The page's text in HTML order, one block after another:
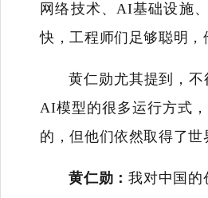
网络技术、AI基础设施
快，工程师们足够聪明
黄仁勋尤其提到，
AI模型的很多运行方式
的，但他们依然取得了
黄仁勋：我对中国的